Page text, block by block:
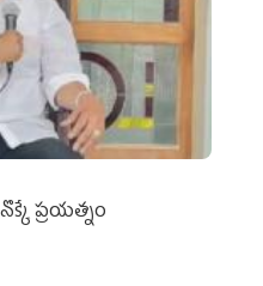
ప్రయత్నం